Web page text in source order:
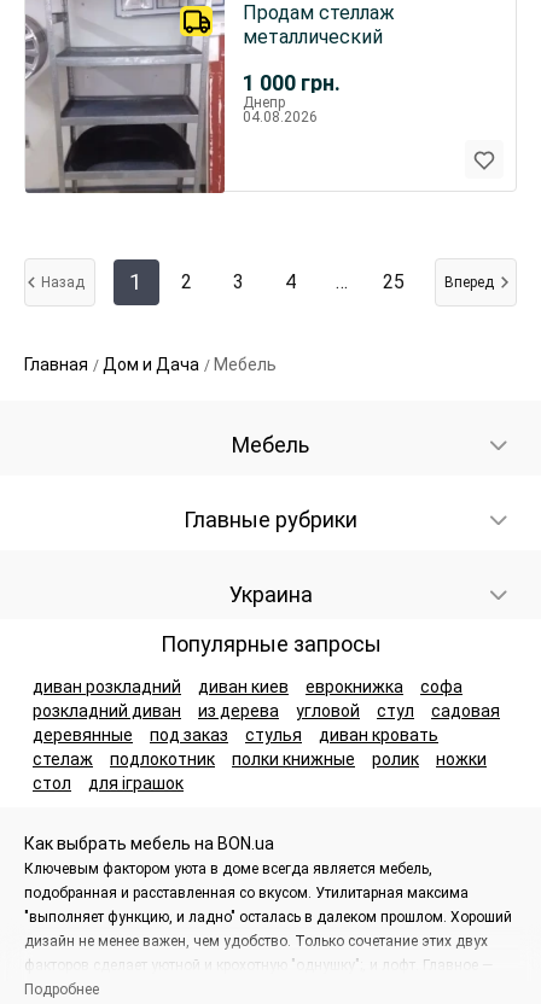
1 000 грн.
Продам стеллаж
металлический
Днепр
04.08.2026
Назад 1 2 3 4 … 25 Вперед
Главная Дом и Дача Мебель
Мебель
Главные рубрики
Украина
Популярные запросы
диван розкладний диван киев еврокнижка
софа
розкладний диван
из дерева угловой стул
садовая
деревянные
под заказ стулья
диван кровать
стелаж
подлокотник полки книжные ролик
ножки
стол
для іграшок
Как выбрать мебель на BON.ua
Ключевым фактором уюта в доме всегда является мебель,
подобранная и расставленная со вкусом. Утилитарная максима
"выполняет функцию, и ладно" осталась в далеком прошлом. Хороший
дизайн не менее важен, чем удобство. Только сочетание этих двух
факторов сделает уютной и крохотную "однушку";, и лофт. Главное —
придерживаться общего стиля и уточнять детали у продавца. На сайте
Подробнее